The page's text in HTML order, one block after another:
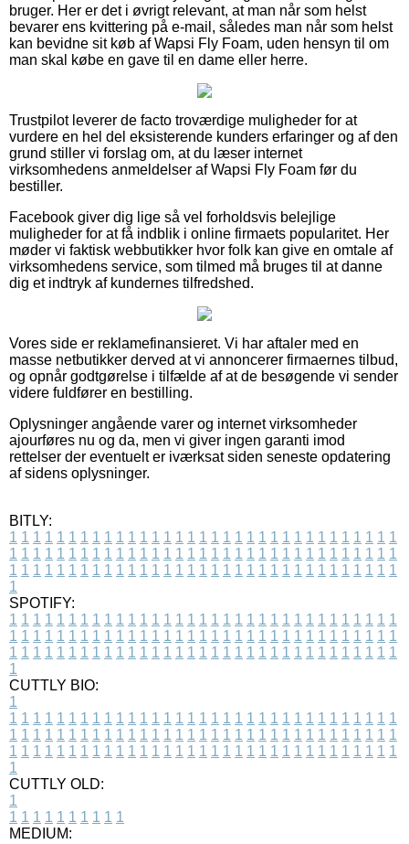
bruger. Her er det i øvrigt relevant, at man når som helst
bevarer ens kvittering på e-mail, således man når som helst
kan bevidne sit køb af Wapsi Fly Foam, uden hensyn til om
man skal købe en gave til en dame eller herre.
Trustpilot leverer de facto troværdige muligheder for at
vurdere en hel del eksisterende kunders erfaringer og af den
grund stiller vi forslag om, at du læser internet
virksomhedens anmeldelser af Wapsi Fly Foam før du
bestiller.
Facebook giver dig lige så vel forholdsvis belejlige
muligheder for at få indblik i online firmaets popularitet. Her
møder vi faktisk webbutikker hvor folk kan give en omtale af
virksomhedens service, som tilmed må bruges til at danne
dig et indtryk af kundernes tilfredshed.
Vores side er reklamefinansieret. Vi har aftaler med en
masse netbutikker derved at vi annoncerer firmaernes tilbud,
og opnår godtgørelse i tilfælde af at de besøgende vi sender
videre fuldfører en bestilling.
Oplysninger angående varer og internet virksomheder
ajourføres nu og da, men vi giver ingen garanti imod
rettelser der eventuelt er iværksat siden seneste opdatering
af sidens oplysninger.
BITLY:
1 1 1 1 1 1 1 1 1 1 1 1 1 1 1 1 1 1 1 1 1 1 1 1 1 1 1 1 1 1 1 1 1
1 1 1 1 1 1 1 1 1 1 1 1 1 1 1 1 1 1 1 1 1 1 1 1 1 1 1 1 1 1 1 1 1
1 1 1 1 1 1 1 1 1 1 1 1 1 1 1 1 1 1 1 1 1 1 1 1 1 1 1 1 1 1 1 1 1
1
SPOTIFY:
1 1 1 1 1 1 1 1 1 1 1 1 1 1 1 1 1 1 1 1 1 1 1 1 1 1 1 1 1 1 1 1 1
1 1 1 1 1 1 1 1 1 1 1 1 1 1 1 1 1 1 1 1 1 1 1 1 1 1 1 1 1 1 1 1 1
1 1 1 1 1 1 1 1 1 1 1 1 1 1 1 1 1 1 1 1 1 1 1 1 1 1 1 1 1 1 1 1 1
1
CUTTLY BIO:
1
1 1 1 1 1 1 1 1 1 1 1 1 1 1 1 1 1 1 1 1 1 1 1 1 1 1 1 1 1 1 1 1 1
1 1 1 1 1 1 1 1 1 1 1 1 1 1 1 1 1 1 1 1 1 1 1 1 1 1 1 1 1 1 1 1 1
1 1 1 1 1 1 1 1 1 1 1 1 1 1 1 1 1 1 1 1 1 1 1 1 1 1 1 1 1 1 1 1 1
1
CUTTLY OLD:
1
1 1 1 1 1 1 1 1 1 1
MEDIUM: